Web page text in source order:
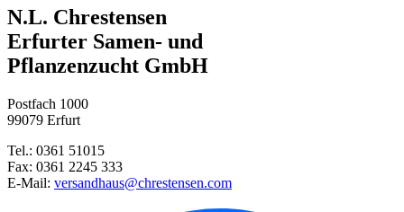
Harke
Rote Rüben Rote Kugel 2
Petersilie Moskrul 2 (Mooskrau ...
Steckzwiebel Red Karmen
Buschbohne Maxidor
Buschbohne Saxa 2
N.L. Chrestensen
Erfurter Samen- und
Pflanzenzucht GmbH
Postfach 1000
99079 Erfurt
Tel.: 0361 51015
Fax: 0361 2245 333
E-Mail: versandhaus@chrestensen.com